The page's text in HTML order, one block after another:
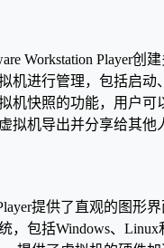
Workstation Player创
机进行管理，包括启动
机快照的功能，用户
拟机导出并分享给其他
提供了直观的图形
包括Windows、